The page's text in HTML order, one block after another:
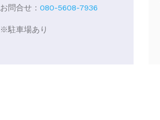
お問合せ： 080-5608-7936
※駐車場あり